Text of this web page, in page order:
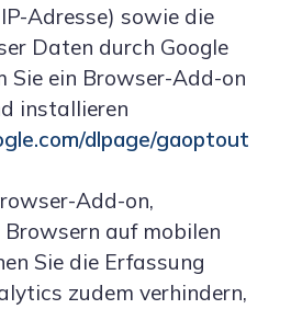
Adresse) sowie die
Daten durch Google
Sie ein Browser-Add-on
installieren
dlpage/gaoptout
Add-on,
Browsern auf mobilen
Sie die Erfassung
zudem verhindern,